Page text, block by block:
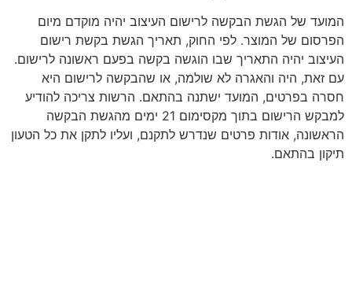
המועד של הגשת הבקשה לרישום העיצוב יהיה מוקדם מיום
הפרסום של המוצר. לפי החוק, תאריך הגשת בקשת רישום
העיצוב יהיה התאריך שבו הוגשה בקשה בפעם ראשונה לרישום.
עם זאת, היה והאגרה לא שולמה, או שהבקשה לרישום היא
חסרה בפרטים, המועד ישתנה בהתאם. הרשות צריכה להודיע
למבקש הרישום בתוך מקסימום 21 ימים מהגשת הבקשה
הראשונה, אודות פרטים שנדרש לתקנם, ועליו לתקן את כל הטעון
תיקון בהתאם.